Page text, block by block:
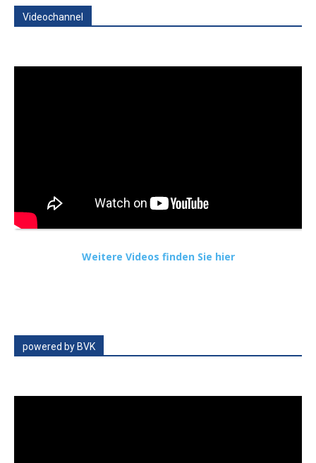
Videochannel
Weitere Videos finden Sie hier
powered by BVK